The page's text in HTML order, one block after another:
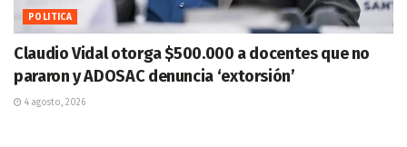
POLITICA
Claudio Vidal otorga $500.000 a docentes que no
pararon y ADOSAC denuncia ‘extorsión’
4 agosto, 2026